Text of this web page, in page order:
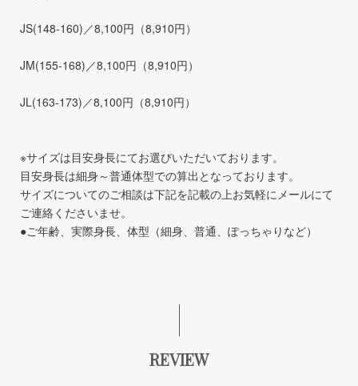
JS(148-160)／8,100円（8,910円）
JM(155-168)／8,100円（8,910円）
JL(163-173)／8,100円（8,910円）
※サイズは目安身長にてお選びいただいております。
目安身長は細身～普通体型での算出となっております。
サイズについてのご相談は下記を記載の上お気軽にメールにて
ご連絡くださいませ。
●ご年齢、実際身長、体型（細身、普通、ぽっちゃりなど）
REVIEW